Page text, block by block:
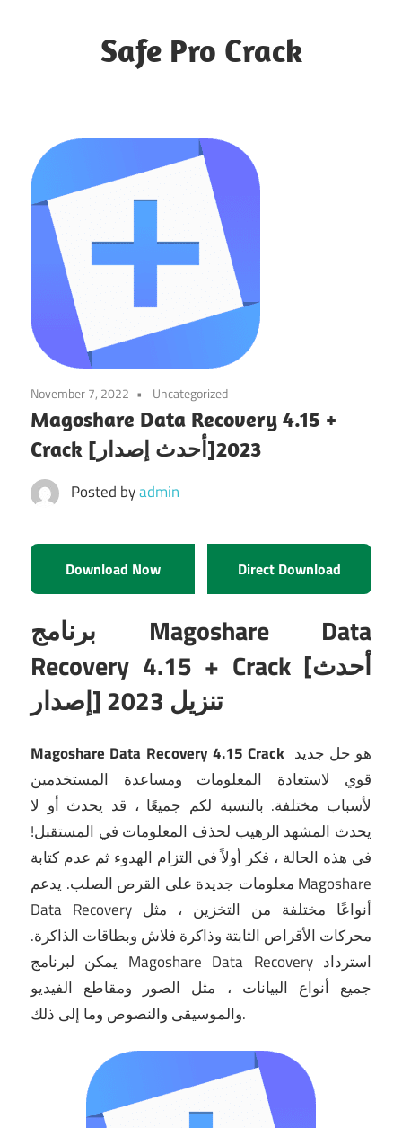
Safe Pro Crack
November 7, 2022 Uncategorized
Magoshare Data Recovery 4.15 +
Crack [أحدث إصدار]2023
Posted byadmin
Download Now Direct Download
برنامج Magoshare Data
Recovery 4.15 + Crack [أحدث
إصدار] تنزيل 2023
Magoshare Data Recovery 4.15 Crack
قوي لاستعادة المعلومات ومساعدة المستخدمين
لأسباب مختلفة. بالنسبة لكم جميعًا ، قد يحدث أو لا
يحدث المشهد الرهيب لحذف المعلومات في المستقبل!
في هذه الحالة ، فكر أولاً في التزام الهدوء ثم عدم كتابة
معلومات جديدة على القرص الصلب. يدعم Magoshare
Data Recovery أنواعًا مختلفة من التخزين ، مثل
محركات الأقراص الثابتة وذاكرة فلاش وبطاقات الذاكرة.
يمكن لبرنامج Magoshare Data Recovery استرداد
جميع أنواع البيانات ، مثل الصور ومقاطع الفيديو
والموسيقى والنصوص وما إلى ذلك.